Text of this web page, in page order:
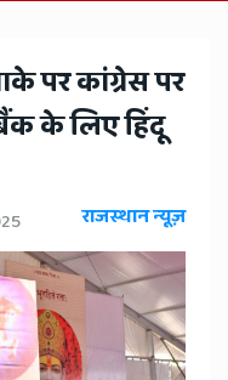
पर कांग्रेस पर
के लिए हिंदू
राजस्थान न्यूज़